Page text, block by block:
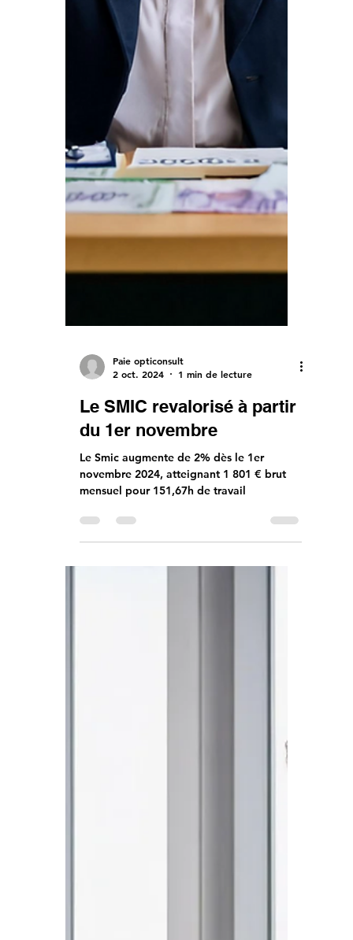
2 oct. 2024
1 min de lecture
Le SMIC revalorisé à partir
du 1er novembre
Le Smic augmente de 2% dès le 1er
mensuel pour 151,67h de travail